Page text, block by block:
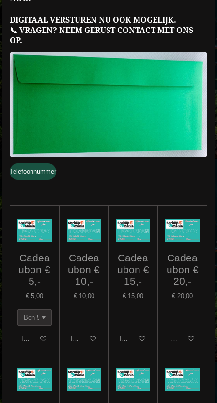
DIGITAAL VERSTUREN NU OOK MOGELIJK.
📞 VRAGEN? NEEM GERUST CONTACT MET ONS
OP.
Telefoonnummer
Cadea
ubon €
5,-
€ 5,00
In winkelwagen
Cadea
ubon €
10,-
€ 10,00
In winkelwagen
Cadea
ubon €
15,-
€ 15,00
In winkelwagen
Cadea
ubon €
20,-
€ 20,00
In winkelwagen